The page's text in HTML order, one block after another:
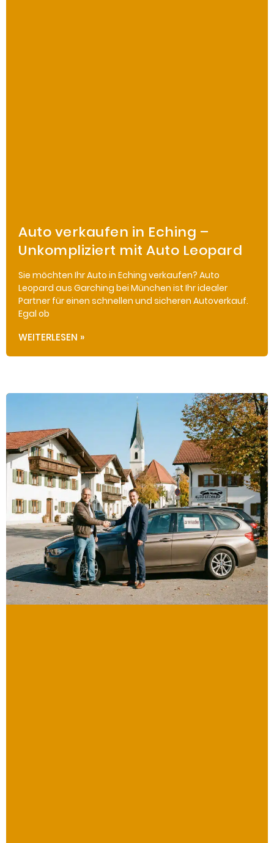
Auto verkaufen in Eching –
Unkompliziert mit Auto Leopard
Sie möchten Ihr Auto in Eching verkaufen? Auto
Leopard aus Garching bei München ist Ihr idealer
Partner für einen schnellen und sicheren Autoverkauf.
Egal ob
WEITERLESEN »